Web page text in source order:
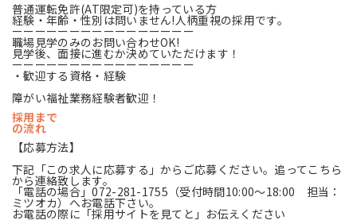
普通運転免許(AT限定可)を持っている方
経験・年齢・性別は問いません!人柄重視の採用です。
ーーーーーーーーーーーーーーーー
職場見学のみのお問い合わせOK!
見学後、面接に進むか決めていただけます！
ーーーーーーーーーーーーーーーー
・歓迎する資格・経験
障がい福祉業務経験者歓迎！
採用まで
の流れ
【応募方法】
下記「この求人に応募する」からご応募ください。追ってこちら
から連絡致します。
「電話の場合」072-281-1755（受付時間10:00～18:00 担当：
ミツオカ）へお電話下さい。
お電話の際に「採用サイトを見てと」お伝えください